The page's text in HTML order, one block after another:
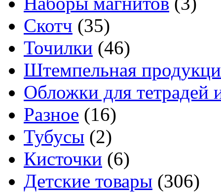
Скотч (35)
Точилки (46)
Штемпельная
Обложки для тетрадей
Разное (16)
Тубусы (2)
Кисточки (6)
Детские товары (306)